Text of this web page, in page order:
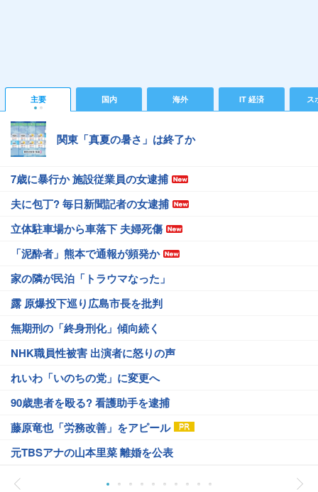
主要 国内 海外 IT 経済 ス
関東「真夏の暑さ」は終了か
7歳に暴行か 施設従業員の女逮捕
夫に包丁? 毎日新聞記者の女逮捕
立体駐車場から車落下 夫婦死傷
「泥酔者」熊本で通報が頻発か
家の隣が民泊「トラウマなった」
露 原爆投下巡り広島市長を批判
無期刑の「終身刑化」傾向続く
NHK職員性被害 出演者に怒りの声
れいわ「いのちの党」に変更へ
90歳患者を殴る? 看護助手を逮捕
藤原竜也「労務改善」をアピール
元TBSアナの山本里菜 離婚を公表